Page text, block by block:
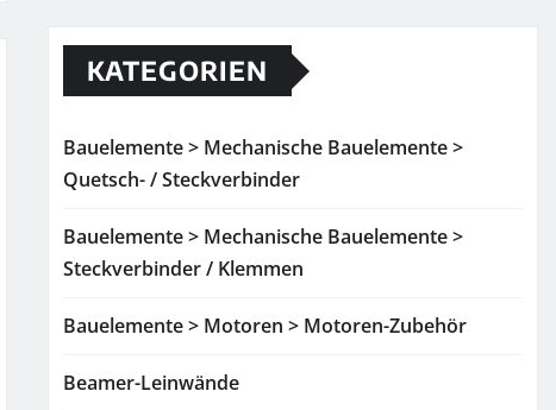
KATEGORIEN
Bauelemente > Mechanische Bauelemente >
Quetsch- / Steckverbinder
Bauelemente > Mechanische Bauelemente >
Steckverbinder / Klemmen
Bauelemente > Motoren > Motoren-Zubehör
Beamer-Leinwände